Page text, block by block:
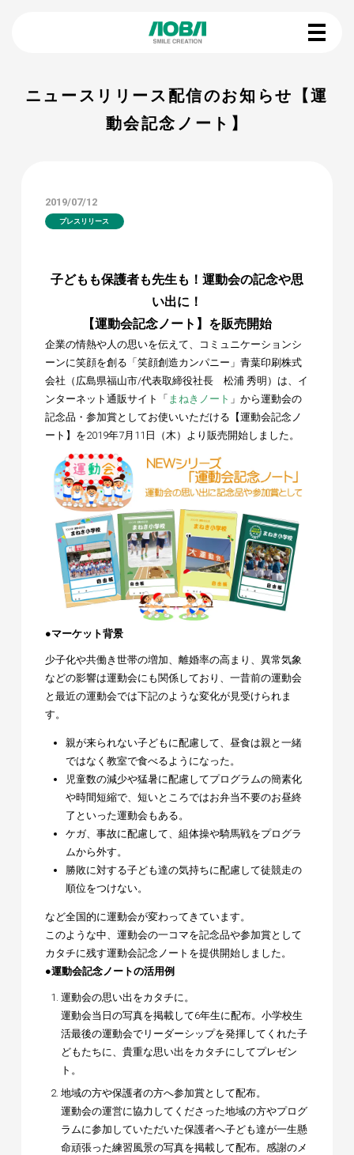
ニュースリリース配信のお知らせ【運
動会記念ノート】
2019/07/12
プレスリリース
子どもも保護者も先生も！運動会の記念や思
い出に！
【運動会記念ノート】を販売開始
企業の情熱や人の思いを伝えて、コミュニケーションシ
ーンに笑顔を創る「笑顔創造カンパニー」青葉印刷株式
会社（広島県福山市/代表取締役社長 松浦 秀明）は、イ
ンターネット通販サイト「 まねきノート 」から運動会の
記念品・参加賞としてお使いいただける【運動会記念ノ
ート】を2019年7月11日（木）より販売開始しました。
●マーケット背景
少子化や共働き世帯の増加、離婚率の高まり、異常気象
などの影響は運動会にも関係しており、一昔前の運動会
と最近の運動会では下記のような変化が見受けられま
す。
親が来られない子どもに配慮して、昼食は親と一緒
ではなく教室で食べるようになった。
児童数の減少や猛暑に配慮してプログラムの簡素化
や時間短縮で、短いところではお弁当不要のお昼終
了といった運動会もある。
ケガ、事故に配慮して、組体操や騎馬戦をプログラ
ムから外す。
勝敗に対する子ども達の気持ちに配慮して徒競走の
順位をつけない。
など全国的に運動会が変わってきています。
このような中、運動会の一コマを記念品や参加賞として
カタチに残す運動会記念ノートを提供開始しました。
●運動会記念ノートの活用例
運動会の思い出をカタチに。
運動会当日の写真を掲載して6年生に配布。小学校生
活最後の運動会でリーダーシップを発揮してくれた子
どもたちに、貴重な思い出をカタチにしてプレゼン
ト。
地域の方や保護者の方へ参加賞として配布。
運動会の運営に協力してくださった地域の方やプログ
ラムに参加していただいた保護者へ子ども達が一生懸
命頑張った練習風景の写真を掲載して配布。感謝のメ